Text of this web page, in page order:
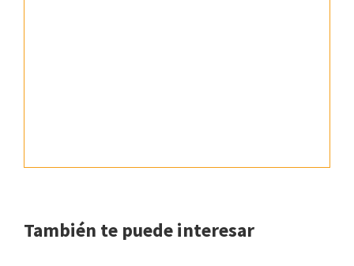
También te puede interesar